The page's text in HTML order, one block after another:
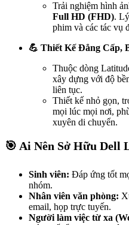
Trải nghiệm hình
Full HD (FHD).
phim và các tác vụ
💪 Thiết Kế Đẳng Cấp,
Thuộc dòng
xây dựng với độ
liên tục.
Thiết kế nhỏ gọn,
mọi lúc mọi nơi,
xuyên di chuyển.
🎯 Ai Nên Sở Hữu Dell
Sinh viên: Đáp ứng tốt
nhóm.
Nhân viên văn phòng:
email, họp trực tuyến.
Người làm việc từ xa